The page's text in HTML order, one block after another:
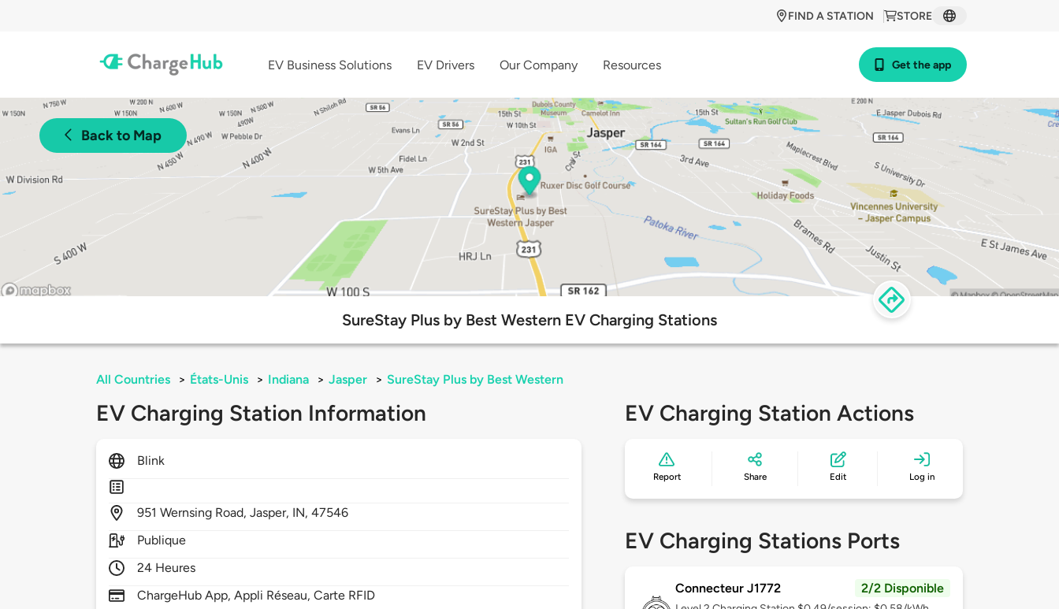
STORE
FIND A STATION
EV Business Solutions EV Drivers Our Company Resources Get the app
Back to Map
SureStay Plus by Best Western EV Charging Stations
All Countries > États-Unis > Indiana > Jasper > SureStay Plus by Best Western
EV Charging Station Information
Blink
951Wernsing Road,Jasper, IN,47546
Publique
24 Heures
ChargeHub App, Appli Réseau, Carte RFID
EV Charging Station Actions
Report Share Edit Log in
EV Charging Stations Ports
Connecteur J1772 2/2 Disponible